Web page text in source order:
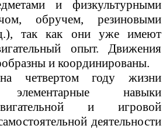
и физкультурными
обручем, резиновыми
так как они уже имеют
опыт. Движения
и координированы.
четвертом году жизни
элементарные навыки
и игровой
деятельности